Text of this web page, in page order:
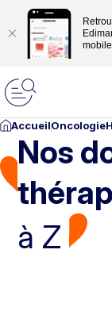
mobile
AccueilOncologie
Nos
à Z